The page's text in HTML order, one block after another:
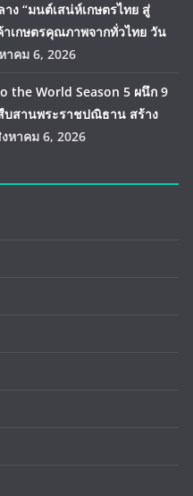
ง “มนต์เสน่ห์เกษตรไทย สู่
เกษตรคุณภาพจากทั่วไทย วัน
าคม 6, 2026
the World Season 5 ผนึก 9
บสานพระราชปณิธาน สร้าง
หาคม 6, 2026